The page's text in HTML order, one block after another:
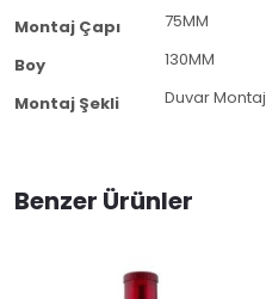
Montaj Çapı 75MM
Boy 130MM
Montaj Şekli Duvar Montaj
Benzer Ürünler